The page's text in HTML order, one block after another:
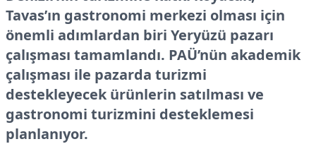
Tavas’ın gastronomi merkezi olması için
önemli adımlardan biri Yeryüzü pazarı
çalışması tamamlandı. PAÜ’nün akademik
çalışması ile pazarda turizmi
destekleyecek ürünlerin satılması ve
gastronomi turizmini desteklemesi
planlanıyor.